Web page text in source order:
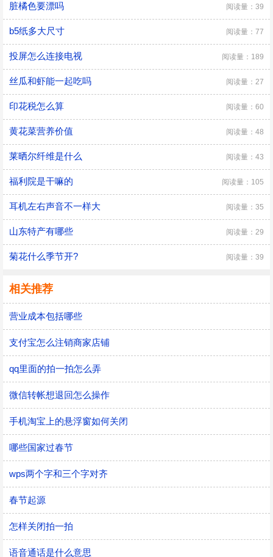
脏橘色要漂吗 阅读量：39
b5纸多大尺寸 阅读量：77
投屏怎么连接电视 阅读量：189
丝瓜和虾能一起吃吗 阅读量：27
印花税怎么算 阅读量：60
黄花菜营养价值 阅读量：48
莱晒尔纤维是什么 阅读量：43
福利院是干嘛的 阅读量：105
耳机左右声音不一样大 阅读量：35
山东特产有哪些 阅读量：29
菊花什么季节开? 阅读量：39
相关推荐
营业成本包括哪些
支付宝怎么注销商家店铺
qq里面的拍一拍怎么弄
微信转帐想退回怎么操作
手机淘宝上的悬浮窗如何关闭
哪些国家过春节
wps两个字和三个字对齐
春节起源
怎样关闭拍一拍
语音通话是什么意思